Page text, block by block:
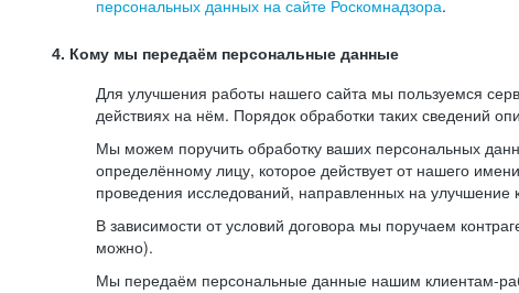
персональных данных на сайте Роскомнадзора.
4. Кому мы передаём персональные данные
Для улучшения работы нашего сайта мы пользуемся
действиях на нём. Порядок обработки таких сведений
Мы можем поручить обработку ваших персональных
определённому лицу, которое действует от нашего
проведения исследований, направленных на улучшение
В зависимости от условий договора мы поручаем
можно).
Мы передаём персональные данные нашим клиентам-